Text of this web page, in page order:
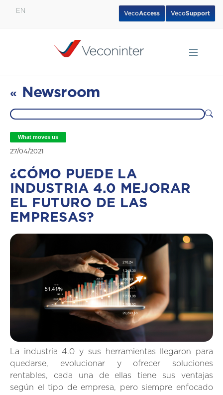
EN VecoSupport
VecoAccess
« Newsroom
What moves us
27/04/2021
¿CÓMO PUEDE LA
INDUSTRIA 4.0 MEJORAR
EL FUTURO DE LAS
EMPRESAS?
La industria 4.0 y sus herramientas llegaron para
quedarse, evolucionar y ofrecer soluciones
rentables, cada una de ellas tiene sus ventajas
según el tipo de empresa, pero siempre enfocado